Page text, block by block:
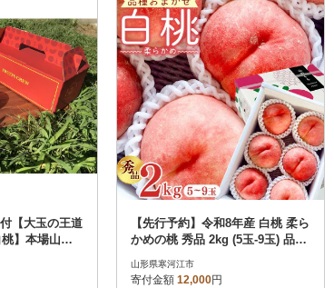
解除
発送される月指定可
その他 解除
さとふる限定のお礼品
定期便
さとふるアプリdeワンストップ申請
対象
レビュー件数順
レビュー評価順
寄付金額が高い順
寄付金額が低い順
90
120
【大玉の王道
】本場山梨
ーンお試し約
【先行予約】令和8年産 白桃 柔ら
かめの桃 秀品 2kg (5玉-9玉) 品種
おまかせ 山形県産
山形県寒河江市
寄付金額 12,000円